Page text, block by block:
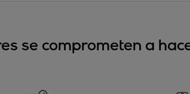
se comprometen a